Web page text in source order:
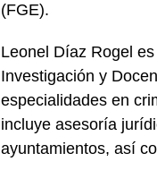
(FGE).
Leonel Díaz Rogel
Investigación y
especialidades en
incluye asesoría
ayuntamientos, así